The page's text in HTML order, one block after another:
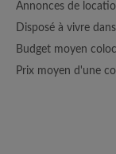
Annonces de
Disposé à vivre
Budget moyen
Prix moyen d'une